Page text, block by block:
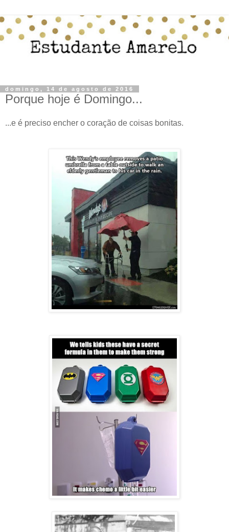
domingo, 14 de agosto de 2016
Porque hoje é Domingo...
...e é preciso encher o coração de coisas bonitas.